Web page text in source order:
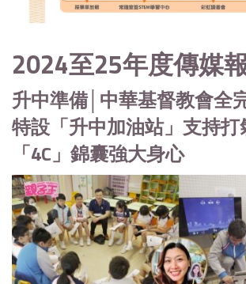
2024至25年度傳媒
升中準備│中華基督教會全
特設「升中加油站」支持打
「4C」錦囊強大身心